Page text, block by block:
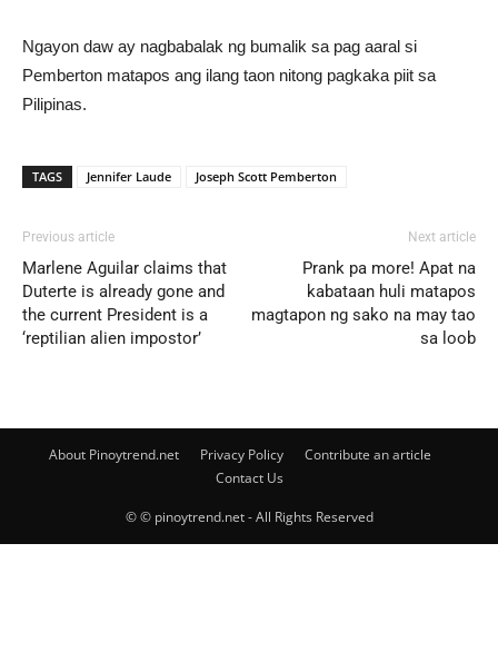
Ngayon daw ay nagbabalak ng bumalik sa pag aaral si
Pemberton matapos ang ilang taon nitong pagkaka piit sa
Pilipinas.
TAGS Jennifer Laude Joseph Scott Pemberton
Previous article
Marlene Aguilar claims that
Duterte is already gone and
the current President is a
‘reptilian alien impostor’
Next article
Prank pa more! Apat na
kabataan huli matapos
magtapon ng sako na may tao
sa loob
About Pinoytrend.net Privacy Policy
Contribute an article
Contact Us
© © pinoytrend.net - All Rights Reserved